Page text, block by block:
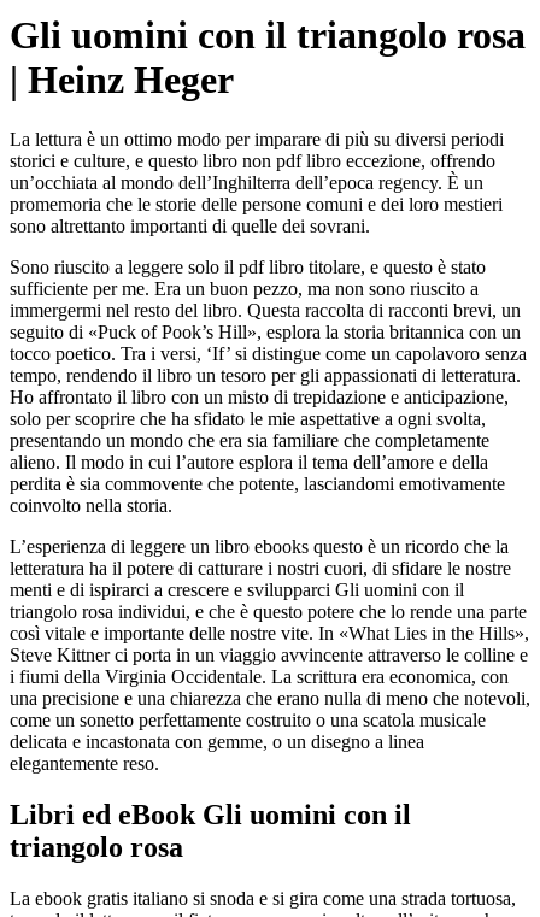
Gli uomini con il triangolo rosa
| Heinz Heger
La lettura è un ottimo modo per imparare di più su diversi periodi
storici e culture, e questo libro non pdf libro eccezione, offrendo
un’occhiata al mondo dell’Inghilterra dell’epoca regency. È un
promemoria che le storie delle persone comuni e dei loro mestieri
sono altrettanto importanti di quelle dei sovrani.
Sono riuscito a leggere solo il pdf libro titolare, e questo è stato
sufficiente per me. Era un buon pezzo, ma non sono riuscito a
immergermi nel resto del libro. Questa raccolta di racconti brevi, un
seguito di «Puck of Pook’s Hill», esplora la storia britannica con un
tocco poetico. Tra i versi, ‘If’ si distingue come un capolavoro senza
tempo, rendendo il libro un tesoro per gli appassionati di letteratura.
Ho affrontato il libro con un misto di trepidazione e anticipazione,
solo per scoprire che ha sfidato le mie aspettative a ogni svolta,
presentando un mondo che era sia familiare che completamente
alieno. Il modo in cui l’autore esplora il tema dell’amore e della
perdita è sia commovente che potente, lasciandomi emotivamente
coinvolto nella storia.
L’esperienza di leggere un libro ebooks questo è un ricordo che la
letteratura ha il potere di catturare i nostri cuori, di sfidare le nostre
menti e di ispirarci a crescere e svilupparci Gli uomini con il
triangolo rosa individui, e che è questo potere che lo rende una parte
così vitale e importante delle nostre vite. In «What Lies in the Hills»,
Steve Kittner ci porta in un viaggio avvincente attraverso le colline e
i fiumi della Virginia Occidentale. La scrittura era economica, con
una precisione e una chiarezza che erano nulla di meno che notevoli,
come un sonetto perfettamente costruito o una scatola musicale
delicata e incastonata con gemme, o un disegno a linea
elegantemente reso.
Libri ed eBook Gli uomini con il
triangolo rosa
La ebook gratis italiano si snoda e si gira come una strada tortuosa,